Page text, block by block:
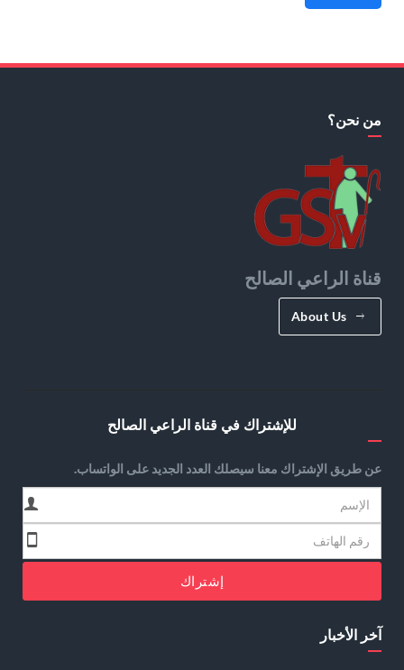
من نحن؟
قناة الراعي الصالح
About Us
للإشتراك في قناة الراعي الصالح
عن طريق الإشتراك معنا سيصلك العدد الجديد على الواتساب.
إشتراك
آخر الأخبار